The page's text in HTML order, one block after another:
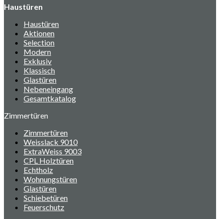
Haustüren
Haustüren
Aktionen
Selection
Modern
Exklusiv
Klassisch
Glastüren
Nebeneingang
Gesamtkatalog
Zimmertüren
Zimmertüren
Weisslack 9010
ExtraWeiss 9003
CPL Holztüren
Echtholz
Wohnungstüren
Glastüren
Schiebetüren
Feuerschutz